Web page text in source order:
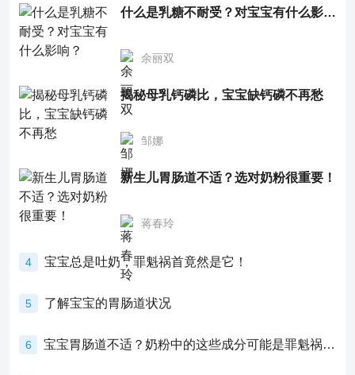
什么是乳糖不耐受？对宝宝有什么影响？
余丽双
揭秘母乳钙磷比，宝宝缺钙磷不再愁
邹娜
新生儿胃肠道不适？选对奶粉很重要！
蒋春玲
4 宝宝总是吐奶，罪魁祸首竟然是它！
5 了解宝宝的胃肠道状况
6 宝宝胃肠道不适？奶粉中的这些成分可能是罪魁祸首！